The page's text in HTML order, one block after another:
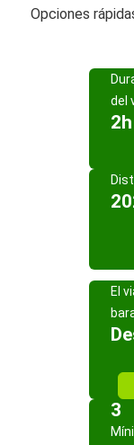
Opciones
del
El
3